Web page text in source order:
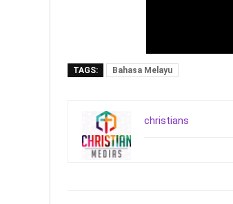
TAGS: Bahasa Melayu
christians